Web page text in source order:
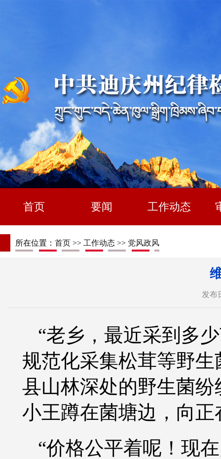
首页 要闻 工作动态
所在位置： 首页 >> 工作动态 >> 党风政风
发布
“老乡，最近采到多
规范化采集松茸等野
县山林深处的野生菌
小王蹲在菌塘边，向
“价格公平着呢！现